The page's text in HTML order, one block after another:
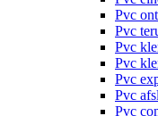
Pvc
Pvc
Pvc
Pvc
Pvc
Pvc
Pvc